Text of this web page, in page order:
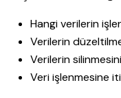
Hangi verilerin
Verilerin
Verilerin
Veri işlenmesine